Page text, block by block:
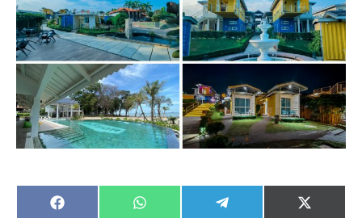
Share
Share
Share
Share